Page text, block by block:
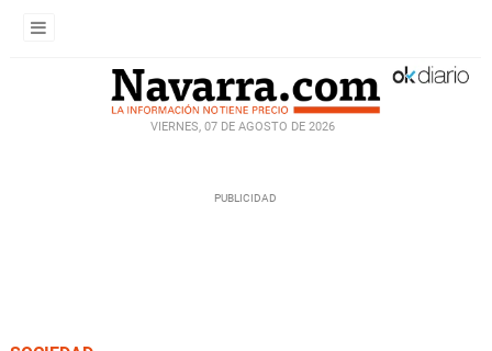
VIERNES, 07 DE AGOSTO DE 2026